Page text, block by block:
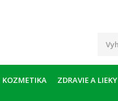
KOZMETIKA ZDRAVIE A LIEKY